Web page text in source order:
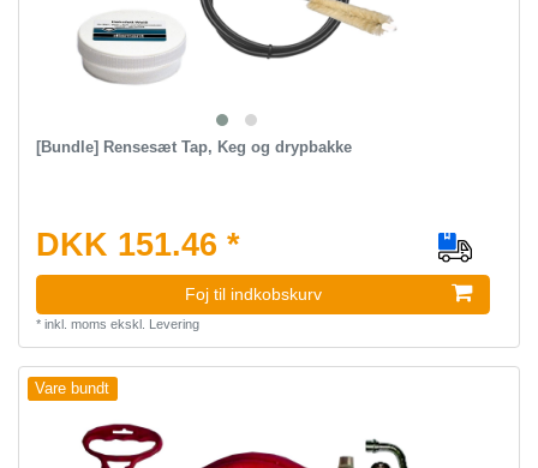
[Bundle] Rensesæt Tap, Keg og drypbakke
DKK 151.46 *
Foj til indkobskurv
* inkl. moms ekskl. Levering
Vare bundt